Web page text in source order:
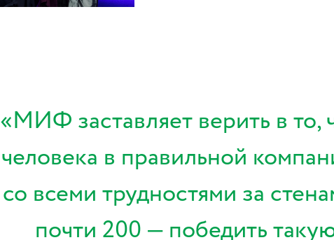
«МИФ заставляет верить в то,
человека в правильной
со всеми трудностями за
почти 200 — победить